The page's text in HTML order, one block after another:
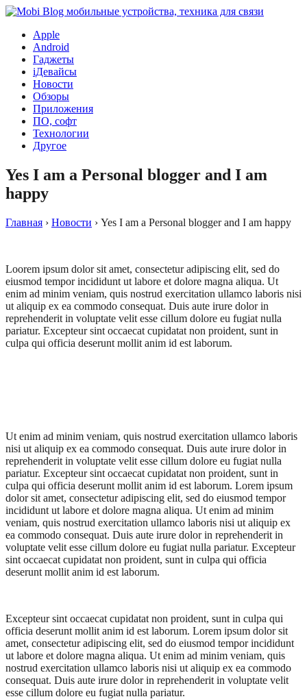
Apple
Android
Гаджеты
iДевайсы
Новости
Обзоры
Приложения
ПО, софт
Технологии
Другое
Yes I am a Personal blogger and I am
happy
Главная › Новости › Yes I am a Personal blogger and I am happy
Loorem ipsum dolor sit amet, consectetur adipiscing elit, sed do
eiusmod tempor incididunt ut labore et dolore magna aliqua. Ut
enim ad minim veniam, quis nostrud exercitation ullamco laboris nisi
ut aliquip ex ea commodo consequat. Duis aute irure dolor in
reprehenderit in voluptate velit esse cillum dolore eu fugiat nulla
pariatur. Excepteur sint occaecat cupidatat non proident, sunt in
culpa qui officia deserunt mollit anim id est laborum.
Ut enim ad minim veniam, quis nostrud exercitation ullamco laboris
nisi ut aliquip ex ea commodo consequat. Duis aute irure dolor in
reprehenderit in voluptate velit esse cillum dolore eu fugiat nulla
pariatur. Excepteur sint occaecat cupidatat non proident, sunt in
culpa qui officia deserunt mollit anim id est laborum. Lorem ipsum
dolor sit amet, consectetur adipiscing elit, sed do eiusmod tempor
incididunt ut labore et dolore magna aliqua. Ut enim ad minim
veniam, quis nostrud exercitation ullamco laboris nisi ut aliquip ex
ea commodo consequat. Duis aute irure dolor in reprehenderit in
voluptate velit esse cillum dolore eu fugiat nulla pariatur. Excepteur
sint occaecat cupidatat non proident, sunt in culpa qui officia
deserunt mollit anim id est laborum.
Excepteur sint occaecat cupidatat non proident, sunt in culpa qui
officia deserunt mollit anim id est laborum. Lorem ipsum dolor sit
amet, consectetur adipiscing elit, sed do eiusmod tempor incididunt
ut labore et dolore magna aliqua. Ut enim ad minim veniam, quis
nostrud exercitation ullamco laboris nisi ut aliquip ex ea commodo
consequat. Duis aute irure dolor in reprehenderit in voluptate velit
esse cillum dolore eu fugiat nulla pariatur.